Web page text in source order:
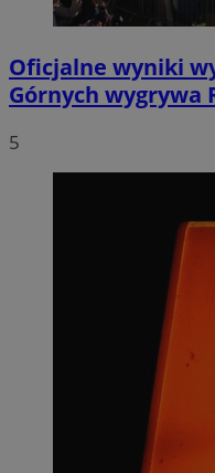
Oficjalne wyniki
Górnych wygrywa
5